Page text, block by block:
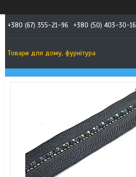
+380 (67) 355-21-96 +380 (50) 403-30-16
Товари для дому, фурнітура